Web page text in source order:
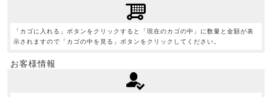
「カゴに入れる」ボタンをクリックすると「現在のカゴの中」に数量と金額が表
示されますので「カゴの中を見る」ボタンをクリックしてください。
お客様情報